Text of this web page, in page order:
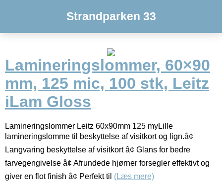
Strandparken 33
Lamineringslommer, 60×90
mm, 125 mic, 100 stk, Leitz
iLam Gloss
Lamineringslommer Leitz 60x90mm 125 myLille
lamineringslomme til beskyttelse af visitkort og lign.â¢
Langvaring beskyttelse af visitkort â¢ Glans for bedre
farvegengivelse â¢ Afrundede hjørner forsegler effektivt og
giver en flot finish â¢ Perfekt til (Læs mere)